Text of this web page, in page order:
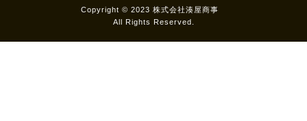
Copyright © 2023 株式会社湊屋商事
All Rights Reserved.